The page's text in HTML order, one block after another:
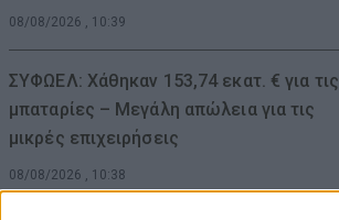
08/08/2026 , 10:39
ΣΥΦΩΕΛ: Χάθηκαν 153,74 εκατ. € για τις
μπαταρίες – Μεγάλη απώλεια για τις
μικρές επιχειρήσεις
08/08/2026 , 10:38